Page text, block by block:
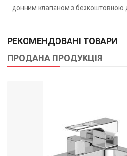
донним клапаном з безкоштовною
РЕКОМЕНДОВАНІ ТОВАРИ
ПРОДАНА ПРОДУКЦІЯ